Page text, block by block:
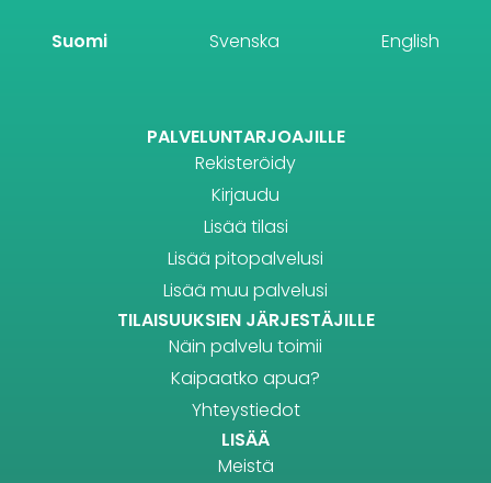
Suomi Svenska English
PALVELUNTARJOAJILLE
Rekisteröidy
Kirjaudu
Lisää tilasi
Lisää pitopalvelusi
Lisää muu palvelusi
TILAISUUKSIEN JÄRJESTÄJILLE
Näin palvelu toimii
Kaipaatko apua?
Yhteystiedot
LISÄÄ
Meistä